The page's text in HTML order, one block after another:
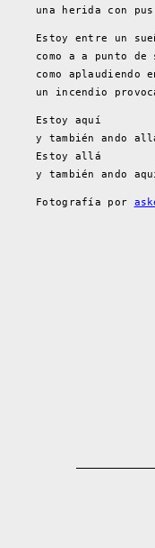
una herida con
Estoy entre un
como a a punto
como
un incendio
Estoy aquí
y también ando
Estoy allá
y también ando
Fotografía por